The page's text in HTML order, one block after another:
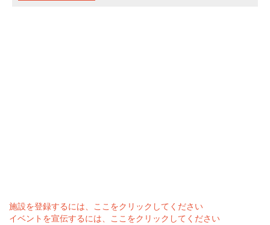
施設を登録するには、ここをクリックしてください
イベントを宣伝するには、ここをクリックしてください